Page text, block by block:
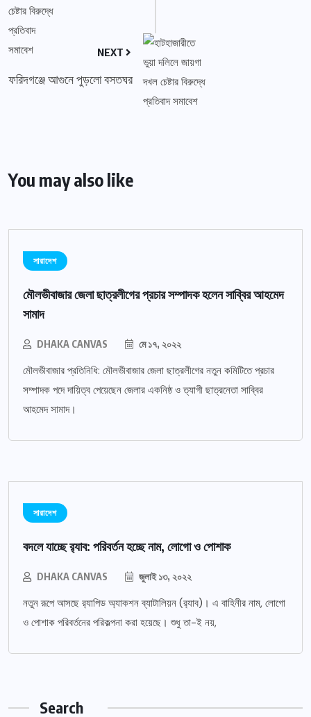
NEXT
ফরিদগঞ্জে আগুনে পুড়লো বসতঘর
You may also like
সারাদেশ
মৌলভীবাজার জেলা ছাত্রলীগের প্রচার সম্পাদক হলেন সাব্বির আহমেদ
সামাদ
DHAKA CANVAS মে ১৭, ২০২২
মৌলভীবাজার প্রতিনিধি: মৌলভীবাজার জেলা ছাত্রলীগের নতুন কমিটিতে প্রচার
সম্পাদক পদে দায়িত্ব পেয়েছেন জেলার একনিষ্ঠ ও ত্যাগী ছাত্রনেতা সাব্বির
আহমেদ সামাদ।
সারাদেশ
বদলে যাচ্ছে র‌্যাব: পরিবর্তন হচ্ছে নাম, লোগো ও পোশাক
DHAKA CANVAS জুলাই ১৩, ২০২২
নতুন রূপে আসছে র‌্যাপিড অ্যাকশন ব্যাটালিয়ন (র‌্যাব)। এ বাহিনীর নাম, লোগো
ও পোশাক পরিবর্তনের পরিকল্পনা করা হয়েছে। শুধু তা-ই নয়,
Search